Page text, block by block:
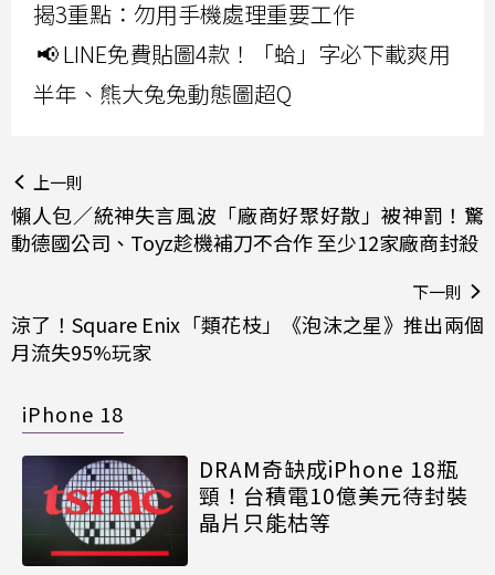
揭3重點：勿用手機處理重要工作
📢 LINE免費貼圖4款！「蛤」字必下載爽用
半年、熊大兔兔動態圖超Q
上一則
懶人包／統神失言風波「廠商好聚好散」被神罰！驚
動德國公司、Toyz趁機補刀不合作 至少12家廠商封殺
下一則
涼了！Square Enix「類花枝」《泡沫之星》推出兩個
月流失95%玩家
iPhone 18
DRAM奇缺成iPhone 18瓶
頸！台積電10億美元待封裝
晶片只能枯等